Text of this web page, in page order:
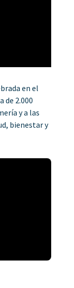
en el
de 2.000
y a las
bienestar y